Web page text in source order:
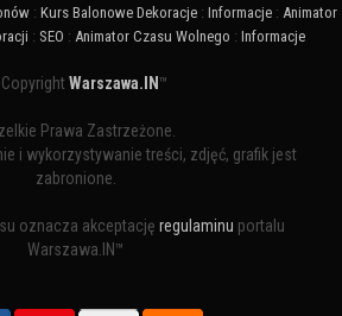
: Kurs Balonowe Dekoracje : Informacje : Animator
: SEO : Animator Czasu Wolnego : Informacje
Warszawa.IN ™
Prawa Zastrzeżone.
i wykorzystywanie treści, zdjęć, grafik jest
zabronione.
oznacza akceptację regulaminu portalu
Warszawa.IN™